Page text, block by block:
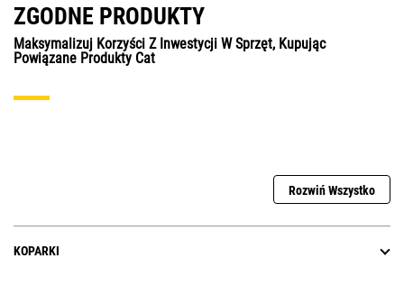
ZGODNE PRODUKTY
Maksymalizuj Korzyści Z Inwestycji W Sprzęt, Kupując
Powiązane Produkty Cat
Rozwiń Wszystko
KOPARKI